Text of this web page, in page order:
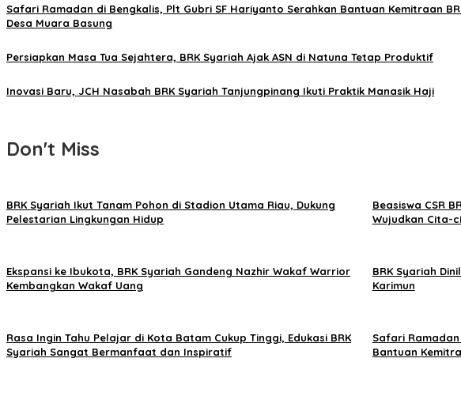
Safari Ramadan di Bengkalis, Plt Gubri SF Hariyanto Serahkan Bantuan Kemitraan
Desa Muara Basung
Persiapkan Masa Tua Sejahtera, BRK Syariah Ajak ASN di Natuna Tetap Produktif
Inovasi Baru, JCH Nasabah BRK Syariah Tanjungpinang Ikuti Praktik Manasik Haji
Don't Miss
BRK Syariah Ikut Tanam Pohon di Stadion Utama Riau, Dukung
Pelestarian Lingkungan Hidup
Beasiswa CSR
Wujudkan Cita-
Ekspansi ke Ibukota, BRK Syariah Gandeng Nazhir Wakaf Warrior
Kembangkan Wakaf Uang
BRK Syariah
Karimun
Rasa Ingin Tahu Pelajar di Kota Batam Cukup Tinggi, Edukasi BRK
Syariah Sangat Bermanfaat dan Inspiratif
Safari
Bantuan